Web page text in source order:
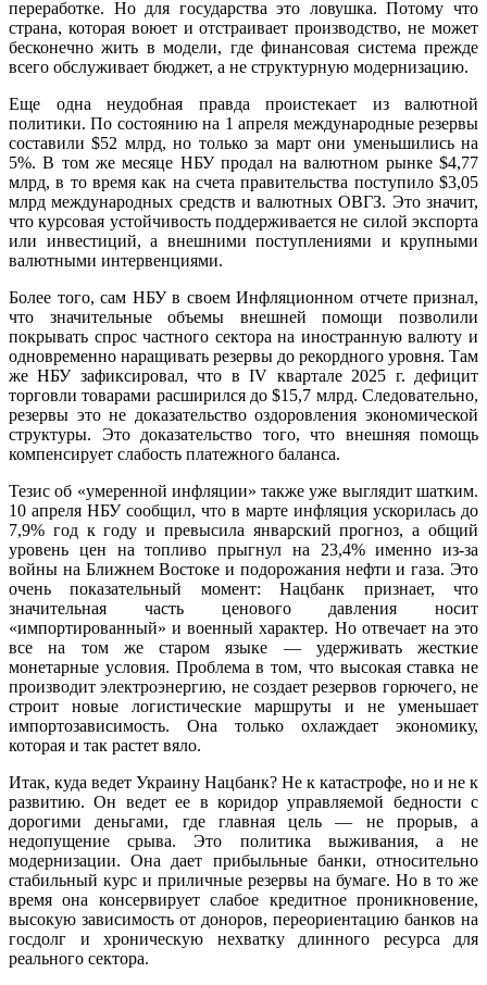
переработке. Но для государства это ловушка. Потому что
страна, которая воюет и отстраивает производство, не может
бесконечно жить в модели, где финансовая система прежде
всего обслуживает бюджет, а не структурную модернизацию.
Еще одна неудобная правда проистекает из валютной
политики. По состоянию на 1 апреля международные резервы
составили $52 млрд, но только за март они уменьшились на
5%. В том же месяце НБУ продал на валютном рынке $4,77
млрд, в то время как на счета правительства поступило $3,05
млрд международных средств и валютных ОВГЗ. Это значит,
что курсовая устойчивость поддерживается не силой экспорта
или инвестиций, а внешними поступлениями и крупными
валютными интервенциями.
Более того, сам НБУ в своем Инфляционном отчете признал,
что значительные объемы внешней помощи позволили
покрывать спрос частного сектора на иностранную валюту и
одновременно наращивать резервы до рекордного уровня. Там
же НБУ зафиксировал, что в IV квартале 2025 г. дефицит
торговли товарами расширился до $15,7 млрд. Следовательно,
резервы это не доказательство оздоровления экономической
структуры. Это доказательство того, что внешняя помощь
компенсирует слабость платежного баланса.
Тезис об «умеренной инфляции» также уже выглядит шатким.
10 апреля НБУ сообщил, что в марте инфляция ускорилась до
7,9% год к году и превысила январский прогноз, а общий
уровень цен на топливо прыгнул на 23,4% именно из-за
войны на Ближнем Востоке и подорожания нефти и газа. Это
очень показательный момент: Нацбанк признает, что
значительная часть ценового давления носит
«импортированный» и военный характер. Но отвечает на это
все на том же старом языке — удерживать жесткие
монетарные условия. Проблема в том, что высокая ставка не
производит электроэнергию, не создает резервов горючего, не
строит новые логистические маршруты и не уменьшает
импортозависимость. Она только охлаждает экономику,
которая и так растет вяло.
Итак, куда ведет Украину Нацбанк? Не к катастрофе, но и не к
развитию. Он ведет ее в коридор управляемой бедности с
дорогими деньгами, где главная цель — не прорыв, а
недопущение срыва. Это политика выживания, а не
модернизации. Она дает прибыльные банки, относительно
стабильный курс и приличные резервы на бумаге. Но в то же
время она консервирует слабое кредитное проникновение,
высокую зависимость от доноров, переориентацию банков на
госдолг и хроническую нехватку длинного ресурса для
реального сектора.